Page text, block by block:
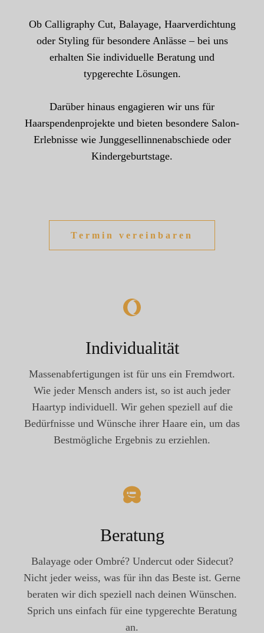
Ob Calligraphy Cut, Balayage, Haarverdichtung
oder Styling für besondere Anlässe – bei uns
erhalten Sie individuelle Beratung und
typgerechte Lösungen.
Darüber hinaus engagieren wir uns für
Haarspendenprojekte und bieten besondere Salon-
Erlebnisse wie Junggesellinnenabschiede oder
Kindergeburtstage.
Termin vereinbaren
Individualität
Massenabfertigungen ist für uns ein Fremdwort.
Wie jeder Mensch anders ist, so ist auch jeder
Haartyp individuell. Wir gehen speziell auf die
Bedürfnisse und Wünsche ihrer Haare ein, um das
Bestmögliche Ergebnis zu erziehlen.
Beratung
Balayage oder Ombré? Undercut oder Sidecut?
Nicht jeder weiss, was für ihn das Beste ist. Gerne
beraten wir dich speziell nach deinen Wünschen.
Sprich uns einfach für eine typgerechte Beratung
an.